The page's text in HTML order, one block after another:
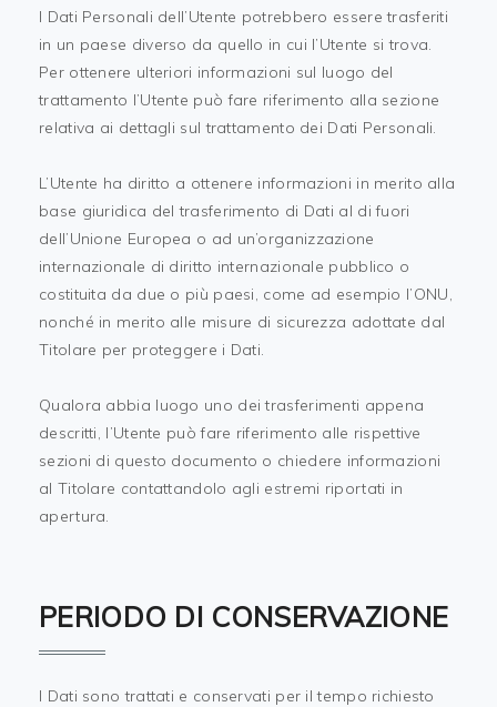
I Dati Personali dell’Utente potrebbero essere trasferiti
in un paese diverso da quello in cui l’Utente si trova.
Per ottenere ulteriori informazioni sul luogo del
trattamento l’Utente può fare riferimento alla sezione
relativa ai dettagli sul trattamento dei Dati Personali.
L’Utente ha diritto a ottenere informazioni in merito alla
base giuridica del trasferimento di Dati al di fuori
dell’Unione Europea o ad un’organizzazione
internazionale di diritto internazionale pubblico o
costituita da due o più paesi, come ad esempio l’ONU,
nonché in merito alle misure di sicurezza adottate dal
Titolare per proteggere i Dati.
Qualora abbia luogo uno dei trasferimenti appena
descritti, l’Utente può fare riferimento alle rispettive
sezioni di questo documento o chiedere informazioni
al Titolare contattandolo agli estremi riportati in
apertura.
PERIODO DI CONSERVAZIONE
I Dati sono trattati e conservati per il tempo richiesto